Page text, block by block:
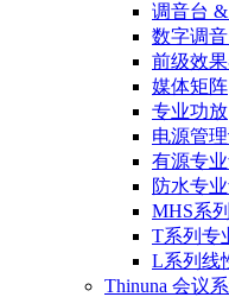
调音台
数字调
前级效
媒体矩阵
专业功放
电源管
有源专
防水专
MHS系
T系列专
L系列线
Thinuna 会议